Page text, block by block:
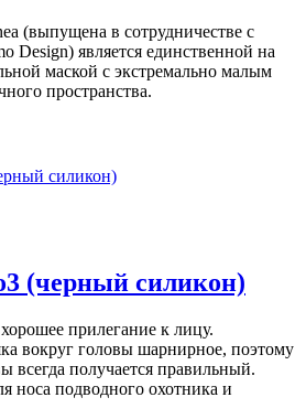
(выпущена в сотрудничестве с
Design) является единственной на
маской с экстремально малым
пространства.
(черный силикон)
прилегание к лицу.
вокруг головы шарнирное, поэтому
всегда получается правильный.
носа подводного охотника и